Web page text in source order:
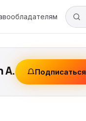
A. Подписаться